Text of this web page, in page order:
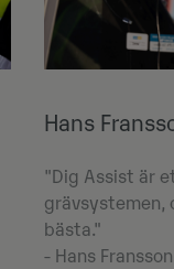
Hans
"Dig Assist är
grävsystemen,
bästa."
- Hans